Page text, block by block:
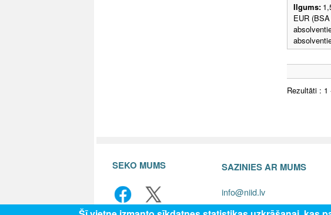
Ilgums:
EUR
Rezultāti : 1
SEKO MUMS SAZINIES AR MUMS
info@niid.lv